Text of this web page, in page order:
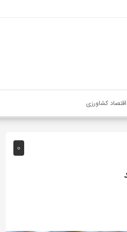
اقتصاد کشاورزی
0